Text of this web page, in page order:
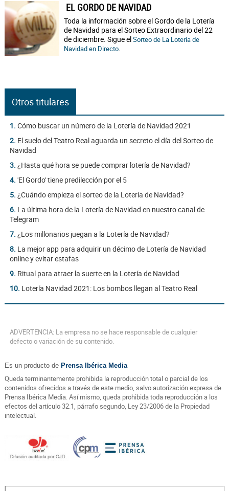
EL GORDO DE NAVIDAD
Toda la información sobre el Gordo de la Lotería
de Navidad para el Sorteo Extraordinario del 22
de diciembre. Sigue elSorteo de La Lotería de
Navidad en Directo.
Otros titulares
1. Cómo buscar un número de la Lotería de Navidad 2021
2. El suelo del Teatro Real aguarda un secreto el día del Sorteo de
Navidad
3. ¿Hasta qué hora se puede comprar lotería de Navidad?
4. 'El Gordo' tiene predilección por el 5
5. ¿Cuándo empieza el sorteo de la Lotería de Navidad?
6. La última hora de la Lotería de Navidad en nuestro canal de
Telegram
7. ¿Los millonarios juegan a la Lotería de Navidad?
8. La mejor app para adquirir un décimo de Lotería de Navidad
online y evitar estafas
9. Ritual para atraer la suerte en la Lotería de Navidad
10. Lotería Navidad 2021: Los bombos llegan al Teatro Real
ADVERTENCIA: La empresa no se hace responsable de cualquier
defecto o variación de su contenido.
Es un producto de Prensa Ibérica Media
Queda terminantemente prohibida la reproducción total o parcial de los
contenidos ofrecidos a través de este medio, salvo autorización expresa de
Prensa Ibérica Media. Así mismo, queda prohibida toda reproducción a los
efectos del artículo 32.1, párrafo segundo, Ley 23/2006 de la Propiedad
intelectual.